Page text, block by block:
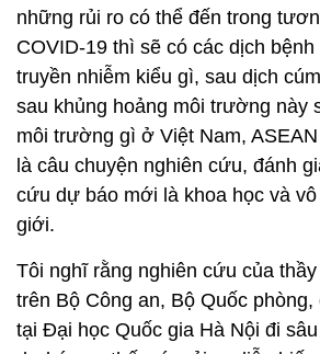
những rủi ro có thể đến trong
COVID-19 thì sẽ có các dịch
truyền nhiễm kiểu gì, sau dịch
sau khủng hoảng môi trường này
môi trường gì ở Việt Nam,
là câu chuyện nghiên cứu, đánh
cứu dự báo mới là khoa học và
giới.
Tôi nghĩ rằng nghiên cứu của
trên Bộ Công an, Bộ Quốc
tại Đại học Quốc gia Hà Nội đi